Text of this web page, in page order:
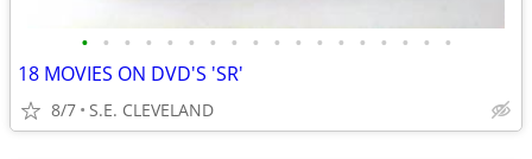
• • • • • • • • • • • • • • • • • •
18 MOVIES ON DVD'S 'SR'
8/7 S.E. CLEVELAND